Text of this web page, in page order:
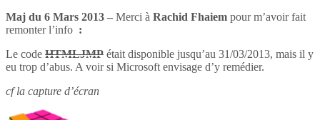
Maj du 6 Mars 2013 – Merci à Rachid Fhaiem pour m’avoir fait
remonter l’info :
Le code HTMLJMP était disponible jusqu’au 31/03/2013, mais il y
eu trop d’abus. A voir si Microsoft envisage d’y remédier.
cf la capture d’écran